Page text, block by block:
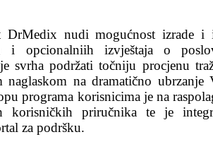
DrMedix nudi mogućnost izrade i
i opcionalniih izvještaja o
svrha podržati točniju procjenu
naglaskom na dramatično ubrzanje
programa korisnicima je na
korisničkih priručnika te je
za podršku.